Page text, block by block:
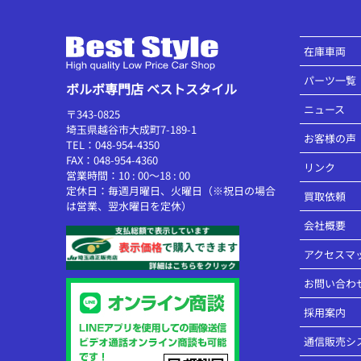
ボルボ専門店 ベストスタイル
〒343-0825
埼玉県越谷市大成町7-189-1
TEL：048-954-4350
FAX：048-954-4360
営業時間：10 : 00～18 : 00
定休日：毎週月曜日、火曜日（※祝日の場合
は営業、翌水曜日を定休）
在庫車両
パーツ一覧
ニュース
お客様の声
リンク
買取依頼
会社概要
アクセスマ
お問い合わ
採用案内
通信販売シ